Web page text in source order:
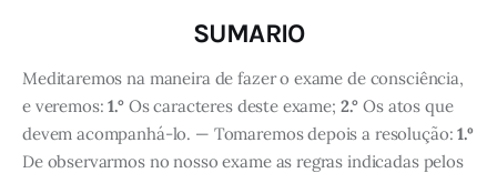
SUMARIO
Meditaremos na maneira de fazer o exame de consciência,
e veremos:1.°Os caracteres deste exame; 2.° Os atos que
devem acompanhá-lo. — Tomaremos depois a resolução:1.º
De observarmos no nosso exame as regras indicadas pelos